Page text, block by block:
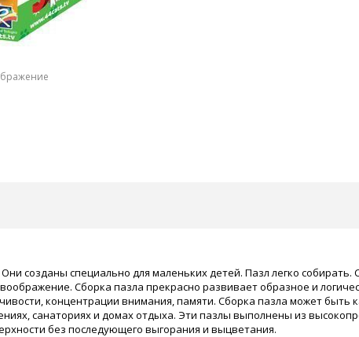
созданы специально для маленьких детей. Пазл легко
Сборка пазла прекрасно развивает образное и
концентрации внимания, памяти. Сборка пазла может
санаториях и домах отдыха. Эти пазлы выполнены из
без последующего выгорания и выцветания.